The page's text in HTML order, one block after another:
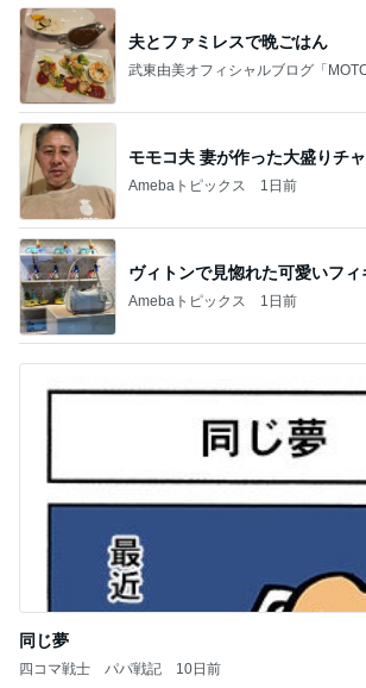
夫とファミレスで晩ごはん
武東由美オフィシャルブログ「
モモコ夫 妻が作った大盛りチ
Amebaトピックス 1日前
ヴィトンで見惚れた可愛いフィ
Amebaトピックス 1日前
同じ夢
四コマ戦士 パパ戦記 10日前